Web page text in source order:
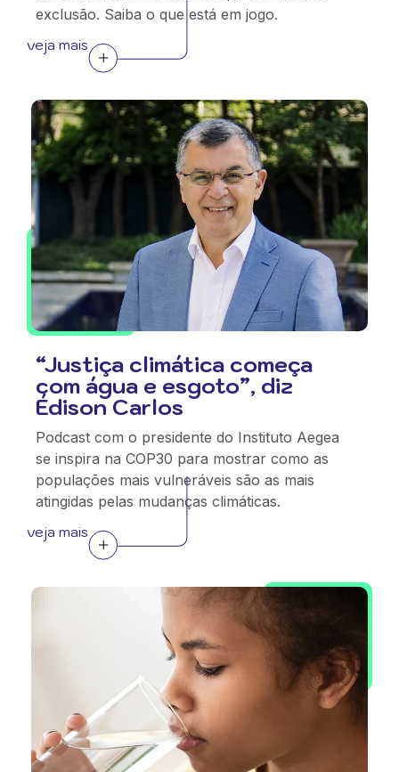
exclusão. Saiba o que está em jogo.
veja mais
“Justiça climática começa
com água e esgoto”, diz
Édison Carlos
Podcast com o presidente do Instituto Aegea
se inspira na COP30 para mostrar como as
populações mais vulneráveis são as mais
atingidas pelas mudanças climáticas.
veja mais